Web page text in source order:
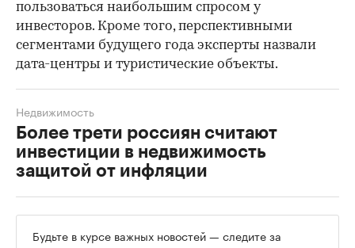
пользоваться наибольшим спросом у
инвесторов. Кроме того, перспективными
сегментами будущего года эксперты назвали
дата-центры и туристические объекты.
Более трети россиян считают
инвестиции в недвижимость
защитой от инфляции
Недвижимость
Будьте в курсе важных новостей — следите за